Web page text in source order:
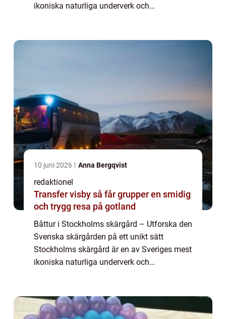
ikoniska naturliga underverk och
10 juni 2026 Anna Bergqvist
redaktionel
Transfer visby så får grupper en smidig
och trygg resa på gotland
Båttur i Stockholms skärgård – Utforska den
Svenska skärgården på ett unikt sätt
Stockholms skärgård är en av Sveriges mest
ikoniska naturliga underverk och